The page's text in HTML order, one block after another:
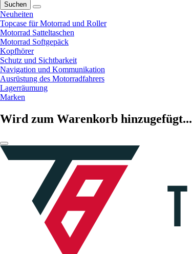
Suchen
Neuheiten
Topcase für Motorrad und Roller
Motorrad Satteltaschen
Motorrad Softgepäck
Kopfhörer
Schutz und Sichtbarkeit
Navigation und Kommunikation
Ausrüstung des Motorradfahrers
Lagerräumung
Marken
Wird zum Warenkorb hinzugefügt...